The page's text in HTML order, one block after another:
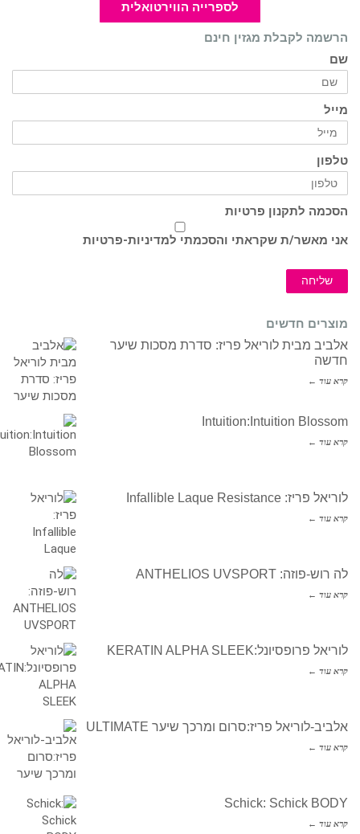
לספרייה הווירטואלית
הרשמה לקבלת מגזין חינם
שם
מייל
טלפון
הסכמה לתקנון פרטיות
אני מאשר/ת שקראתי והסכמתי למדיניות-פרטיות
שליחה
מוצרים חדשים
אלביב מבית לוריאל פריז: סדרת מסכות שיער
חדשה
קרא עוד ←
Intuition:Intuition Blossom
קרא עוד ←
לוריאל פריז: Infallible Laque Resistance
קרא עוד ←
לה רוש-פוזה: ANTHELIOS UVSPORT
קרא עוד ←
לוריאל פרופסיונל:KERATIN ALPHA SLEEK
קרא עוד ←
אלביב-לוריאל פריז:סרום ומרכך שיער ULTIMATE
קרא עוד ←
Schick: Schick BODY
קרא עוד ←